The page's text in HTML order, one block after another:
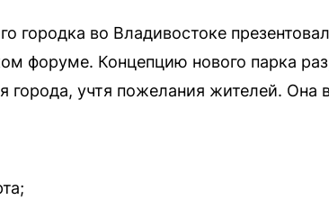
городка во Владивостоке
форуме. Концепцию нового парка
города, учтя пожелания жителей. Она